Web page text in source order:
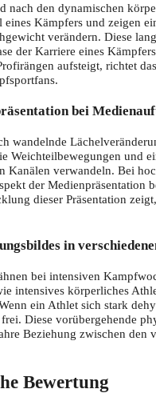
den dynamischen
Kämpfers und zeigen
verändern. Diese
der Karriere eines
aufsteigt, richtet
bei
wandelnde
Weichteilbewegungen und
verwandeln. Bei
der
dieser Präsentation
in
bei intensiven
intensives körperliches
ein Athlet sich stark
Diese vorübergehende
Beziehung zwischen
Bewertung